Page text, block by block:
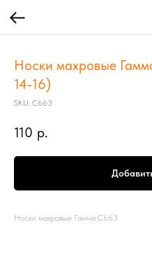
Носки махровые
14-16)
SKU: С663
110 р.
Носки махровые Гамма С663